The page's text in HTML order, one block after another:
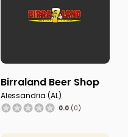
Birraland Beer Shop
Alessandria (AL)
0.0 (0)